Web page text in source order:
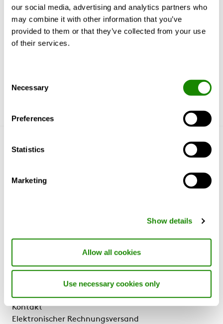
our social media, advertising and analytics partners who
may combine it with other information that you’ve
provided to them or that they’ve collected from your use
of their services.
Selection
Necessary
Preferences
Statistics
Marketing
Show details
Allow all cookies
Use necessary cookies only
ALD
Schalldämpfende Außenwandgitter
Lernen Sie uns kennen
Produkte und Dienstleistungen
Mehr über Swegon
Karriere
Messen und Veranstaltungen
Presse
Kontakt
Elektronischer Rechnungsversand